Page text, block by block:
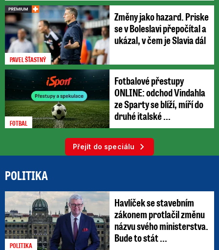
PAVEL ŠŤASTNÝ
Změny jako hazard. Priske
se v Boleslavi přepočítal a
ukázal, v čem je Slavia dál
FOTBAL
Fotbalové přestupy
ONLINE: odchod Vindahla
ze Sparty se blíží, míří do
druhé italské ...
Přejít do speciálu
POLITIKA
POLITIKA
Havlíček se stavebním
zákonem protlačil změnu
názvu svého ministerstva.
Bude to stát ...